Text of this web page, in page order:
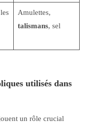
Amulettes,
talismans, sel
utilisés dans
un rôle crucial